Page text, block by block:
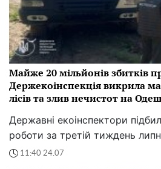
Майже 20 мільйонів збитків
Держекоінспекція викрила
лісів та злив нечистот на
Державні екоінспектори
роботи за третій тиждень
11:40 24.07